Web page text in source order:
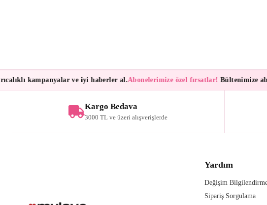
kampanyalar ve iyi haberler al. Abonelerimize özel fırsatlar!Bültenimize
Kargo Bedava
3000 TL ve üzeri alışverişlerde
Yardım
Değişim
Sipariş Sorgulama